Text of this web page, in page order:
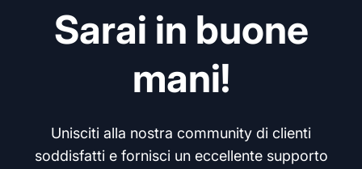
Sarai in buone
mani!
Unisciti alla nostra community di clienti
soddisfatti e fornisci un eccellente supporto